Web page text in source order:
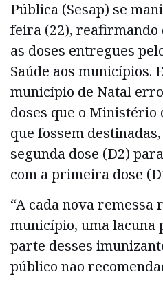
Pública (Sesap) se
feira (22),
as doses entregues
Saúde aos municípios.
município de Natal
doses que o Ministério
que fossem
segunda dose (D2)
com a primeira dose
“A cada nova remessa
município, uma lacuna
parte desses
público não